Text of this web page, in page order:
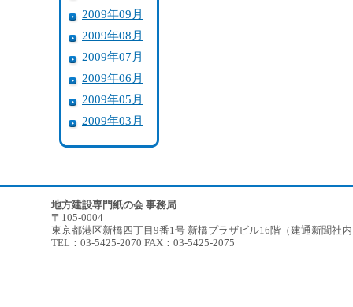
2009年09月
2009年08月
2009年07月
2009年06月
2009年05月
2009年03月
地方建設専門紙の会 事務局
〒105-0004
東京都港区新橋四丁目9番1号 新橋プラザビル16階（建通新聞社
TEL：03-5425-2070 FAX：03-5425-2075